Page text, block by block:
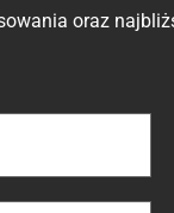
oraz